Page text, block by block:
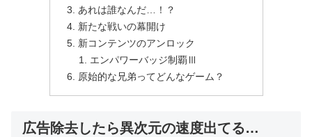
あれは誰なんだ…！？
新たな戦いの幕開け
新コンテンツのアンロック
エンパワーバッジ制覇Ⅲ
原始的な兄弟ってどんなゲーム？
広告除去したら異次元の速度出てる…